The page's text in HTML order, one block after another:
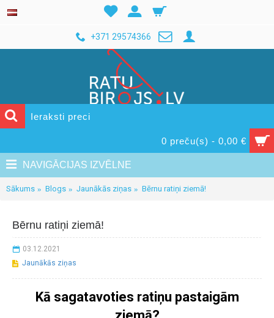
+371 29574366
0 preču(s) - 0,00 €
NAVIGĀCIJAS IZVĒLNE
Sākums Blogs Jaunākās ziņas Bērnu ratiņi ziemā!
Bērnu ratiņi ziemā!
03.12.2021
Jaunākās ziņas
Kā sagatavoties ratiņu pastaigām